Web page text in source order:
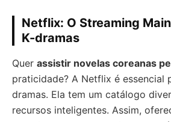
Netflix: O Streaming
K-dramas
Quer assistir novelas coreanas
praticidade? A Netflix é essencial
dramas. Ela tem um catálogo
recursos inteligentes. Assim,